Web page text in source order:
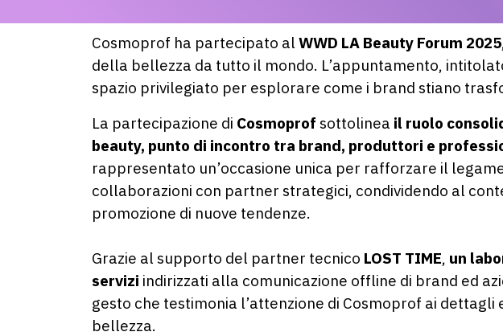
Cosmoprof ha partecipato al WWD LA Beauty Forum 2025
della bellezza da tutto il mondo. L’appuntamento,
spazio privilegiato per esplorare come i brand stiano
La partecipazione di Cosmoprof sottolinea il ruolo
beauty, punto di incontro tra brand, produttori e
rappresentato un’occasione unica per rafforzare il
collaborazioni con partner strategici, condividendo al
promozione di nuove tendenze.
Grazie al supporto del partner tecnico LOST TIME, un
servizi indirizzati alla comunicazione offline di brand ed
gesto che testimonia l’attenzione di Cosmoprof ai
bellezza.